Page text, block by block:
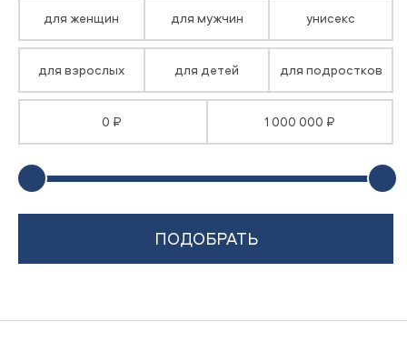
для женщин для мужчин унисекс
для взрослых для детей для подростков
0 ₽ 1 000 000 ₽